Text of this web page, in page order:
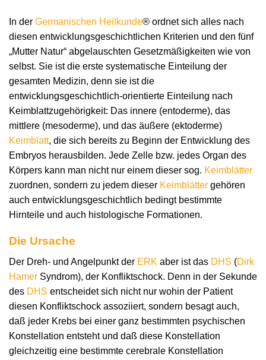
In der Germanischen Heilkunde® ordnet sich alles nach
diesen entwicklungsgeschichtlichen Kriterien und den fünf
„Mutter Natur“ abgelauschten Gesetzmäßigkeiten wie von
selbst. Sie ist die erste systematische Einteilung der
gesamten Medizin, denn sie ist die
entwicklungsgeschichtlich-orientierte Einteilung nach
Keimblattzugehörigkeit: Das innere (entoderme), das
mittlere (mesoderme), und das äußere (ektoderme)
Keimblatt, die sich bereits zu Beginn der Entwicklung des
Embryos herausbilden. Jede Zelle bzw. jedes Organ des
Körpers kann man nicht nur einem dieser sog. Keimblätter
zuordnen, sondern zu jedem dieser Keimblätter gehören
auch entwicklungsgeschichtlich bedingt bestimmte
Hirnteile und auch histologische Formationen.
Die Ursache
Der Dreh- und Angelpunkt der ERK aber ist das DHS (Dirk
Hamer Syndrom), der Konfliktschock. Denn in der Sekunde
des DHS entscheidet sich nicht nur wohin der Patient
diesen Konfliktschock assoziiert, sondern besagt auch,
daß jeder Krebs bei einer ganz bestimmten psychischen
Konstellation entsteht und daß diese Konstellation
gleichzeitig eine bestimmte cerebrale Konstellation